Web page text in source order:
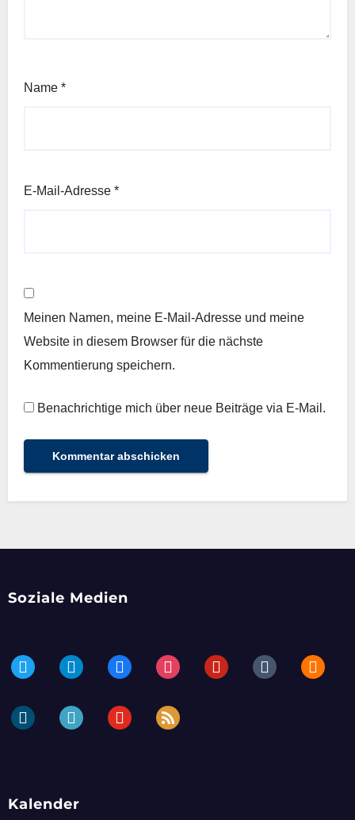
Name *
E-Mail-Adresse *
Meinen Namen, meine E-Mail-Adresse und meine
Website in diesem Browser für die nächste
Kommentierung speichern.
Benachrichtige mich über neue Beiträge via E-Mail.
Soziale Medien
twitter telegramfacebookinstagrampinteresttumblr blogger
dailymotionperiscopeyoutube rss
Kalender